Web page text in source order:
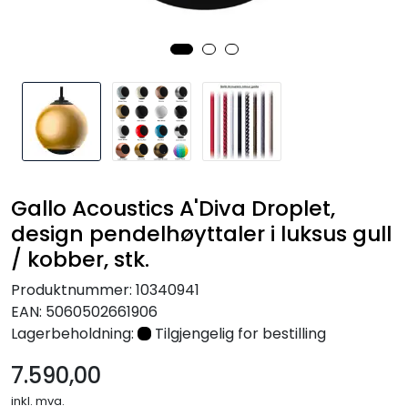
Gallo Acoustics A'Diva Droplet,
design pendelhøyttaler i luksus gull
/ kobber, stk.
Produktnummer: 10340941
EAN: 5060502661906
Lagerbeholdning:
Tilgjengelig for bestilling
7.590,00
inkl. mva.